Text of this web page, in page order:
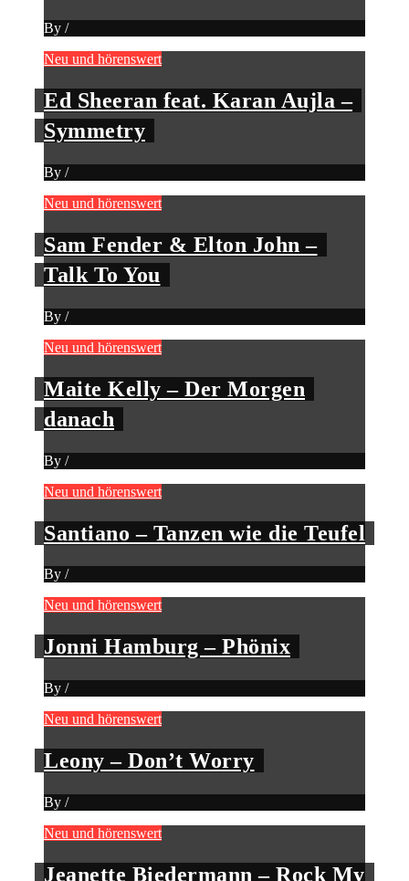
By /
Neu und hörenswert
Ed Sheeran feat. Karan Aujla –
Symmetry
By /
Neu und hörenswert
Sam Fender & Elton John –
Talk To You
By /
Neu und hörenswert
Maite Kelly – Der Morgen
danach
By /
Neu und hörenswert
Santiano – Tanzen wie die Teufel
By /
Neu und hörenswert
Jonni Hamburg – Phönix
By /
Neu und hörenswert
Leony – Don’t Worry
By /
Neu und hörenswert
Jeanette Biedermann – Rock My